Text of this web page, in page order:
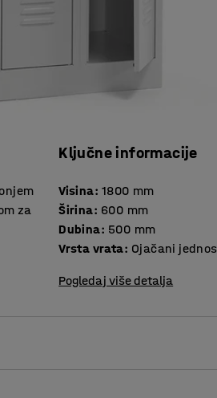
za
Ključne informacije
Visina: 1800 mm
Širina: 600 mm
Dubina: 500 mm
Vrsta vrata: Ojačani
Pogledaj više detalja